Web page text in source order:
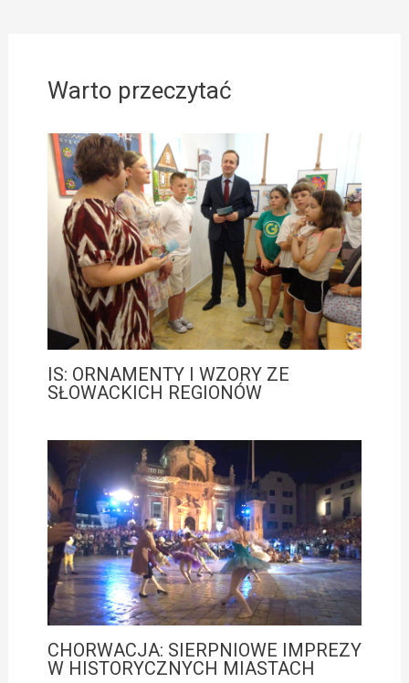
Warto przeczytać
IS: ORNAMENTY I WZORY ZE
SŁOWACKICH REGIONÓW
CHORWACJA: SIERPNIOWE IMPREZY
W HISTORYCZNYCH MIASTACH